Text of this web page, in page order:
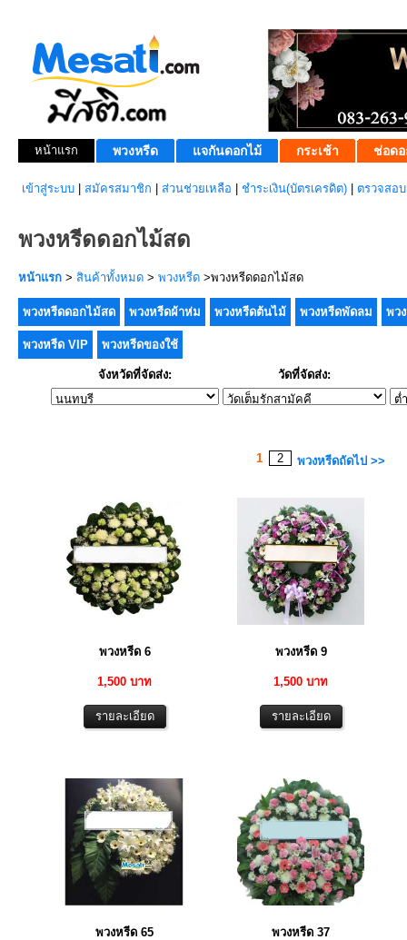
หน้าแรก พวงหรีด แจกันดอกไม้ กระเช้า ช่อดอ
เข้าสู่ระบบ สมัครสมาชิก ส่วนช่วยเหลือ ชำระเงิน(บัตรเครดิต) ตรวจสอ
พวงหรีดดอกไม้สด
หน้าแรก > สินค้าทั้งหมด > พวงหรีด >พวงหรีดดอกไม้สด
พวงหรีดดอกไม้สด พวงหรีดผ้าห่ม พวงหรีดต้นไม้ พวงหรีดพัดลม พว
พวงหรีด VIP พวงหรีดของใช้
จังหวัดที่จัดส่ง: วัดที่จัดส่ง:
1 2 พวงหรีดถัดไป >>
พวงหรีด 6
1,500 บาท
พวงหรีด 9
1,500 บาท
พวงหรีด 65 พวงหรีด 37